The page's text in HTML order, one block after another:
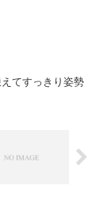
てすっきり姿勢